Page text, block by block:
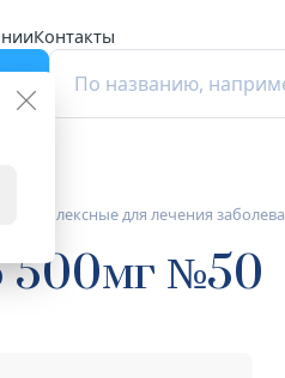
Контакты
По названию,
комплексные для лечения
500мг №50